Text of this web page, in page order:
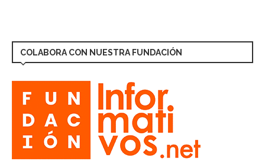
COLABORA CON NUESTRA FUNDACIÓN